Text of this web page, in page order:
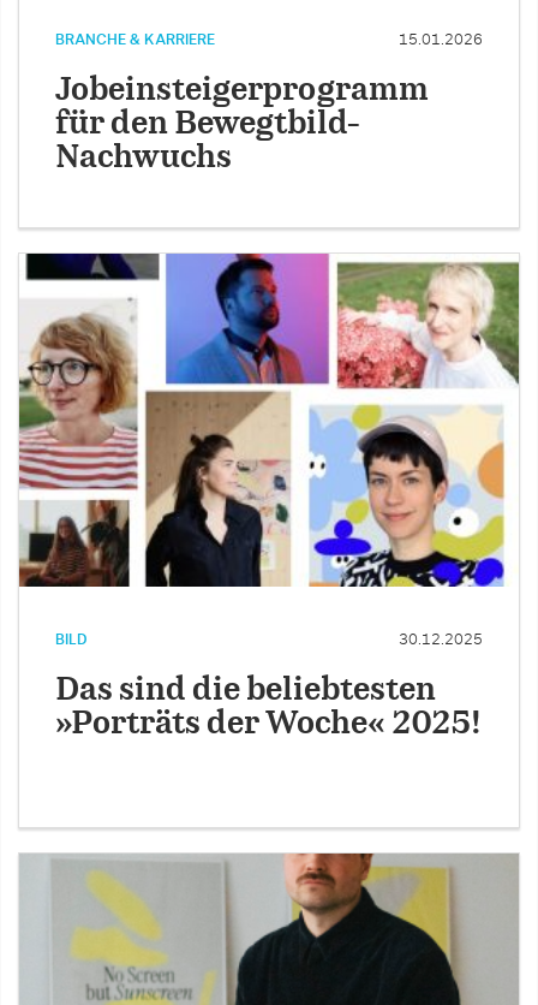
BRANCHE & KARRIERE 15.01.2026
Jobeinsteigerprogramm
für den Bewegtbild-
Nachwuchs
BILD 30.12.2025
Das sind die beliebtesten
»Porträts der Woche« 2025!